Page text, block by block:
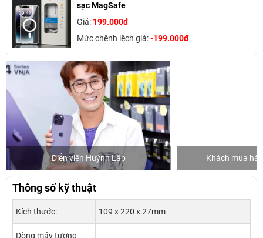
sạc MagSafe
Giá: 199.000đ
Mức chênh lệch giá:-199.000đ
Diễn viên Huỳnh Lập Khách mua
Thông số kỹ thuật
Kích thước: 109 x 220 x 27mm
Dòng máy tương